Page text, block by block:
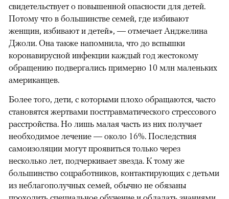
свидетельствует о повышенной опасности для детей.
Потому что в большинстве семей, где избивают
женщин, избивают и детей», — отмечает Анджелина
Джоли. Она также напомнила, что до вспышки
коронавирусной инфекции каждый год жестокому
обращению подвергались примерно 10 млн маленьких
американцев.
Более того, дети, с которыми плохо обращаются, часто
становятся жертвами посттравматического стрессового
расстройства. Но лишь малая часть из них получает
необходимое лечение — около 16%. Последствия
самоизоляции могут проявиться только через
несколько лет, подчеркивает звезда. К тому же
большинство соцработников, контактирующих с детьми
из неблагополучных семей, обычно не обязаны